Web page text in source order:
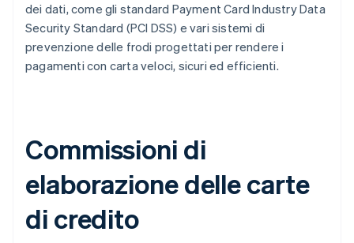
dei dati, come gli standard Payment Card Industry Data
Security Standard (PCI DSS) e vari sistemi di
prevenzione delle frodi progettati per rendere i
pagamenti con carta veloci, sicuri ed efficienti.
Commissioni di
elaborazione delle carte
di credito